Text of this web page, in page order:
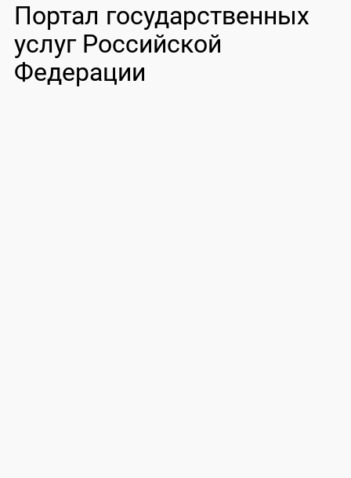
Портал государственных
услуг Российской
Федерации